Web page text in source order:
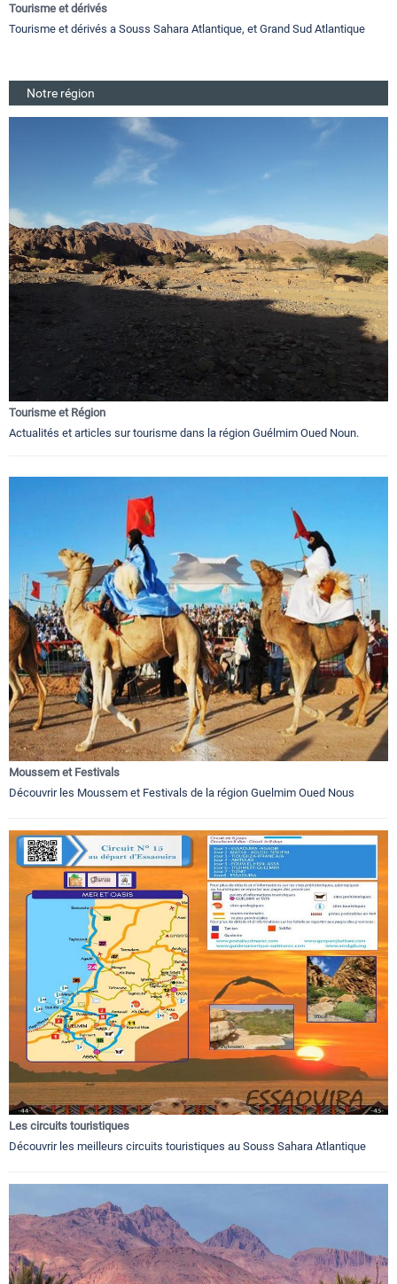
Tourisme et dérivés
Tourisme et dérivés a Souss Sahara Atlantique, et Grand Sud Atlantique
Notre région
Tourisme et Région
Actualités et articles sur tourisme dans la région Guélmim Oued Noun.
Moussem et Festivals
Découvrir les Moussem et Festivals de la région Guelmim Oued Nous
Les circuits touristiques
Découvrir les meilleurs circuits touristiques au Souss Sahara Atlantique